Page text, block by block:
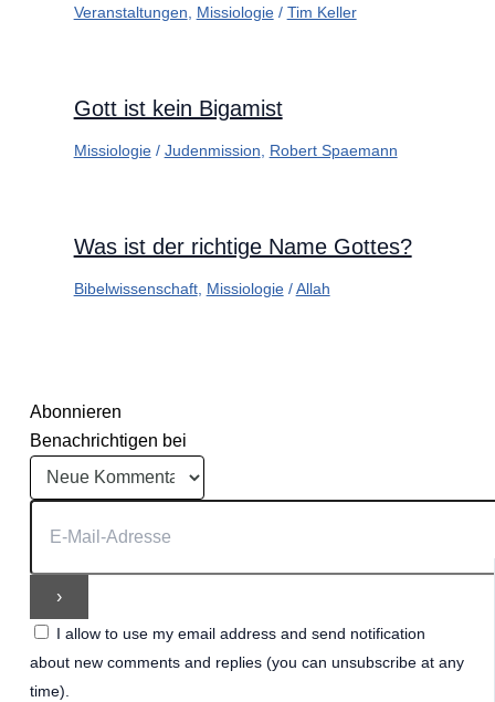
Veranstaltungen, Missiologie/ Tim Keller
Gott ist kein Bigamist
Missiologie/ Judenmission, Robert Spaemann
Was ist der richtige Name Gottes?
Bibelwissenschaft, Missiologie/Allah
Abonnieren
Benachrichtigen bei
I allow to use my email address and send notification
about new comments and replies (you can unsubscribe at any
time).